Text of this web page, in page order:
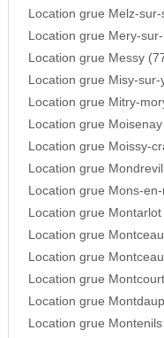
Location grue Melz-
Location grue Mery-
Location grue Messy
Location grue Misy-
Location grue Mitry-
Location grue
Location grue Moissy-
Location grue
Location grue Mons-
Location grue
Location grue
Location grue
Location grue
Location grue
Location grue